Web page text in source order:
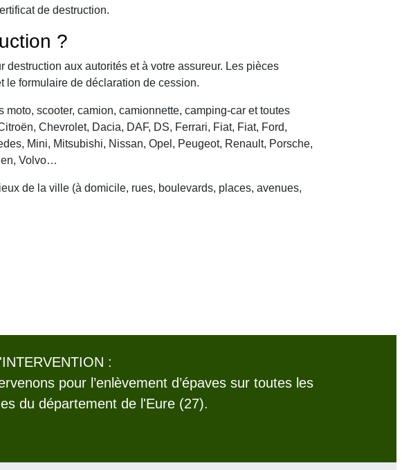
de destruction.
?
aux autorités et à votre assureur. Les pièces
le formulaire de déclaration de cession.
scooter, camion, camionnette, camping-car et toutes
Chevrolet, Dacia, DAF, DS, Ferrari, Fiat, Fiat, Ford,
Mini, Mitsubishi, Nissan, Opel, Peugeot, Renault, Porsche,
Volvo…
de la ville (à domicile, rues, boulevards, places, avenues,
:
pour l’enlèvement d’épaves sur toutes les
du département de l'Eure (27).